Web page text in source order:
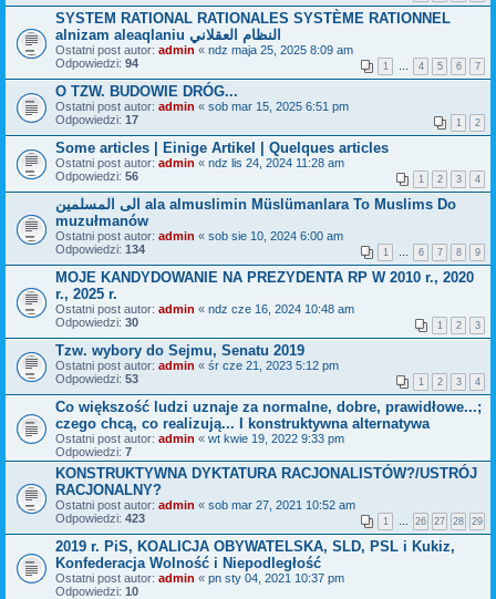
SYSTEM RATIONAL RATIONALES SYSTÈME RATIONNEL
alnizam aleaqlaniu النظام العقلاني
Ostatni post autor: admin « ndz maja 25, 2025 8:09 am
Odpowiedzi: 94 1 … 4 5 6 7
O TZW. BUDOWIE DRÓG...
Ostatni post autor: admin « sob mar 15, 2025 6:51 pm
Odpowiedzi: 17 1 2
Some articles | Einige Artikel | Quelques articles
Ostatni post autor: admin « ndz lis 24, 2024 11:28 am
Odpowiedzi: 56 1 2 3 4
الى المسلمين ala almuslimin Müslümanlara To Muslims Do
muzułmanów
Ostatni post autor: admin « sob sie 10, 2024 6:00 am
Odpowiedzi: 134 1 … 6 7 8 9
MOJE KANDYDOWANIE NA PREZYDENTA RP W 2010 r., 2020
r., 2025 r.
Ostatni post autor: admin « ndz cze 16, 2024 10:48 am
Odpowiedzi: 30 1 2 3
Tzw. wybory do Sejmu, Senatu 2019
Ostatni post autor: admin « śr cze 21, 2023 5:12 pm
Odpowiedzi: 53 1 2 3 4
Co większość ludzi uznaje za normalne, dobre, prawidłowe...;
czego chcą, co realizują... I konstruktywna alternatywa
Ostatni post autor: admin « wt kwie 19, 2022 9:33 pm
Odpowiedzi: 7
KONSTRUKTYWNA DYKTATURA RACJONALISTÓW?/USTRÓJ
RACJONALNY?
Ostatni post autor: admin « sob mar 27, 2021 10:52 am
Odpowiedzi: 423 1 … 26 27 28 29
2019 r. PiS, KOALICJA OBYWATELSKA, SLD, PSL i Kukiz,
Konfederacja Wolność i Niepodległość
Ostatni post autor: admin « pn sty 04, 2021 10:37 pm
Odpowiedzi: 10